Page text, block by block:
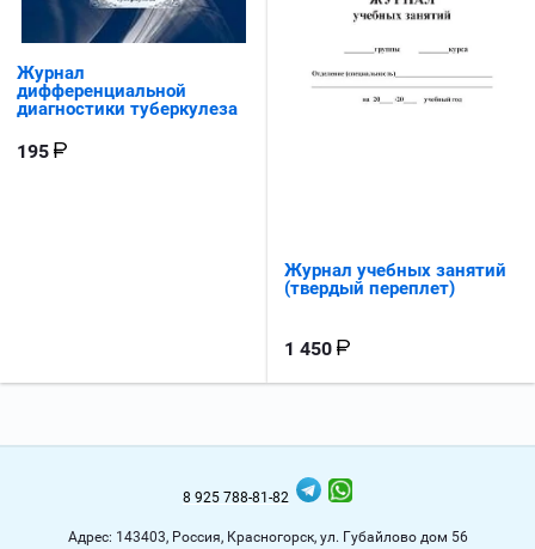
Журнал
дифференциальной
диагностики туберкулеза
195
Журнал учебных занятий
(твердый переплет)
1 450
8 925 788-81-82
Адрес: 143403, Россия, Красногорск, ул. Губайлово дом 56